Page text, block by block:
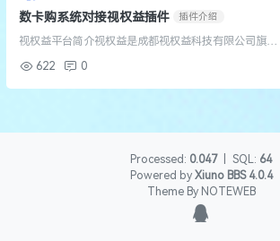
数卡购系统对接视权益插件 插件介绍
视权益平台简介视权益是成都视权益科技有限公司旗下
致力互联网闲置商品回收、卡券转让的平台，专注权益
转让、卡券回收、权益变现的综合服务平台，主营视频
622 0
Processed: 0.047 SQL: 64
Powered by Xiuno BBS 4.0.4
Theme By NOTEWEB